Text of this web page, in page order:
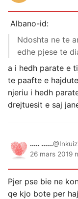
Albano-id:
Ndoshta ne te
edhe pjese te
a i hedh parate e
te paafte e
njeriu i hedh
drejtuesit e saj
..... ......
26 mars 2019
Pjer pse bie ne
qe kjo bote per